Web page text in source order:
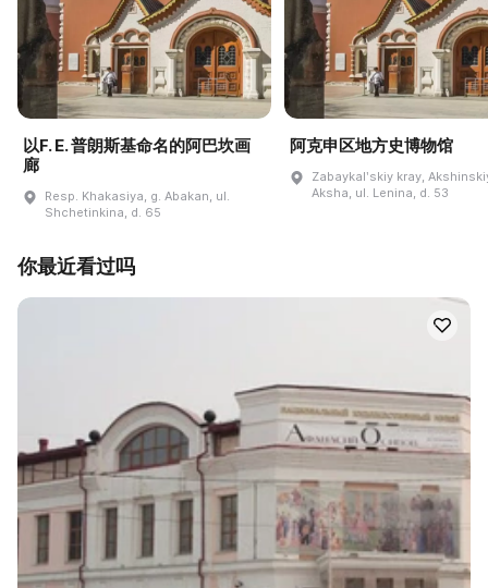
以F. E. 普朗斯基命名的阿巴坎画
廊
Resp. Khakasiya, g. Abakan, ul.
Shchetinkina, d. 65
阿克申区地方史博物馆
Zabaykalʹskiy kray,
Aksha, ul. Lenina, d. 53
你最近看过吗